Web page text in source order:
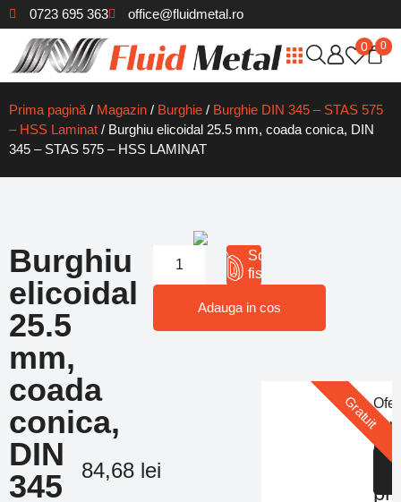
0723 695 363 office@fluidmetal.ro
0 0
Prima pagină / Magazin / Burghie / Burghie DIN 345 – STAS 575
– HSS Laminat / Burghiu elicoidal 25.5 mm, coada conica, DIN
345 – STAS 575 – HSS LAMINAT
Burghiu
elicoidal
25.5
mm,
coada
conica,
DIN
345
84,68 lei
Adauga in cos
Solicita
fisa 3D
de
in
de
Gratuit